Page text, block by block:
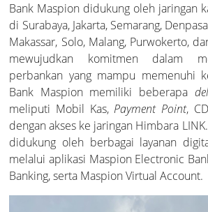
Bank Maspion didukung oleh jaringan
di Surabaya, Jakarta, Semarang,
Makassar, Solo, Malang, Purwokerto,
mewujudkan komitmen dalam
perbankan yang mampu memenuhi
Bank Maspion memiliki beberapa
meliputi Mobil Kas,Payment Point,
dengan akses ke jaringan Himbara
didukung oleh berbagai layanan
melalui aplikasi Maspion Electronic
Banking, serta Maspion Virtual Account.